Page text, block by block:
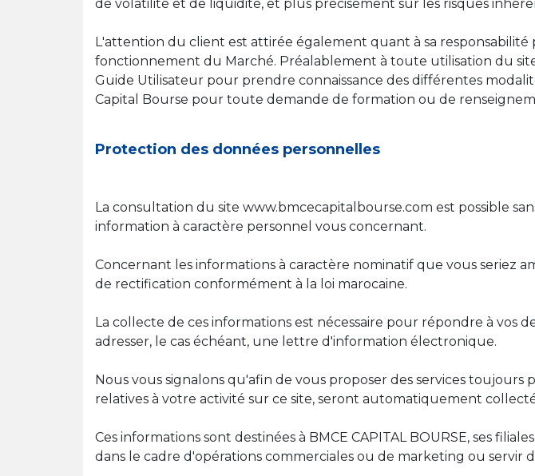
de volatilité et de liquidité, et plus précisément sur les risques
L'attention du client est attirée également quant à sa
fonctionnement du Marché. Préalablement à toute utilisation du
Guide Utilisateur pour prendre connaissance des différentes
Capital Bourse pour toute demande de formation ou de
Protection des données personnelles
La consultation du site www.bmcecapitalbourse.com est possible
information à caractère personnel vous concernant.
Concernant les informations à caractère nominatif que vous seriez
de rectification conformément à la loi marocaine.
La collecte de ces informations est nécessaire pour répondre à vos
adresser, le cas échéant, une lettre d'information électronique.
Nous vous signalons qu'afin de vous proposer des services
relatives à votre activité sur ce site, seront automatiquement
Ces informations sont destinées à BMCE CAPITAL BOURSE, ses
dans le cadre d'opérations commerciales ou de marketing ou servir